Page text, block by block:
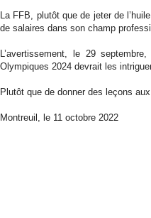
La FFB, plutôt que de jeter de
de salaires dans son champ
L’avertissement, le 29
Olympiques 2024 devrait les intrigue
Plutôt que de donner des leçons
Montreuil, le 11 octobre 2022